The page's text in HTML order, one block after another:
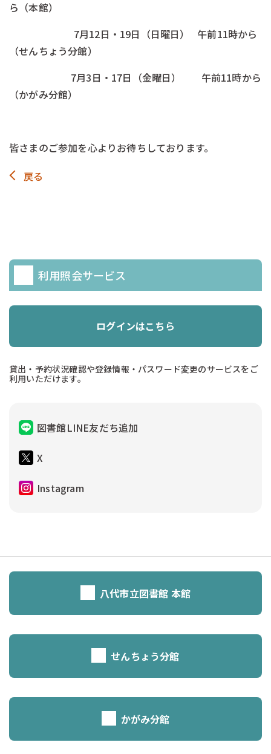
ら（本館）
7月12日・19日（日曜日） 午前11時から
（せんちょう分館）
7月3日・17日（金曜日） 午前11時から
（かがみ分館）
皆さまのご参加を心よりお待ちしております。
戻る
利用照会サービス
ログインはこちら
貸出・予約状況確認や登録情報・パスワード変更のサービスをご
利用いただけます。
図書館LINE友だち追加
X
Instagram
八代市立図書館 本館
せんちょう分館
かがみ分館